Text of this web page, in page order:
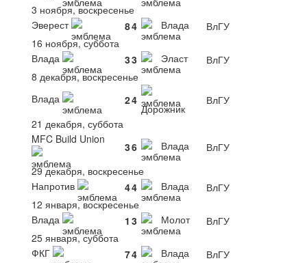
3 ноября, воскресенье
Эверест
84 Влада
ВлГУ
16 ноября, суббота
Влада
33 Эласт
ВлГУ
8 декабря, воскресенье
Влада
24
Дорожник
ВлГУ
21 декабря, суббота
MFC Build Union
36 Влада
ВлГУ
29 декабря, воскресенье
Напротив
44 Влада
ВлГУ
12 января, воскресенье
Влада
1 3 Молот
ВлГУ
25 января, суббота
ФКГ
74 Влада
ВлГУ